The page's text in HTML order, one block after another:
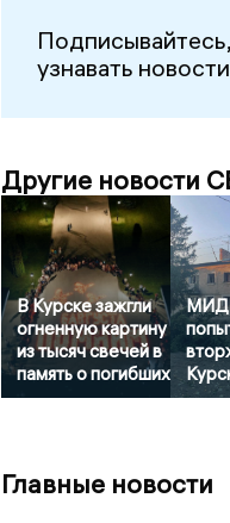
узнавать
Другие новости
В Курске зажгли
огненную картину
из тысяч свечей в
память о погибших
МИД
Главные новости